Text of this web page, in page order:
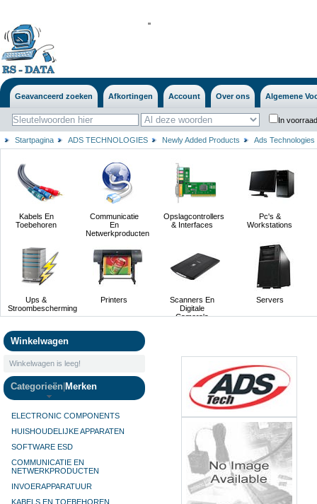
''
Geavanceerd zoeken Afkortingen Account Over ons Algemene
In
Startpagina ADS TECHNOLOGIES Newly Added Products Ads Technologies
Kabels En
Toebehoren
Communicatie
En
Netwerkproducten
Opslagcontrollers
& Interfaces
Pc's &
Workstations
Ups &
Stroombescherming
Printers
Scanners En
Digitale
Camera's
Servers
Winkelwagen
Winkelwagen is leeg!
Categorieën Merken
ELECTRONIC COMPONENTS
HUISHOUDELIJKE APPARATEN
SOFTWARE ESD
COMMUNICATIE EN
NETWERKPRODUCTEN
INVOERAPPARATUUR
KABELS EN TOEBEHOREN